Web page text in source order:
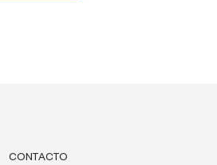
CONTACTO